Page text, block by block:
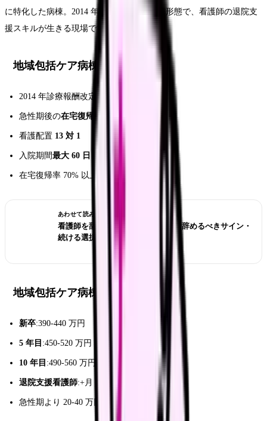
に特化した病棟。2014 年創設の新しい病棟形態で、看護師の退院支
援スキルが生きる現場です。
地域包括ケア病棟とは
2014 年診療報酬改定で創設
急性期後の在宅復帰支援
看護配置 13 対 1
入院期間最大 60 日
在宅復帰率 70% 以上が要件
あわせて読みたい
看護師を辞めたい時の完全ガイド｜辞めるべきサイン・
続ける選択・転職準備
地域包括ケア病棟の年収
新卒:390-440 万円
5 年目 :450-520 万円
10 年目 :490-560 万円
退院支援看護師:+月 1-2 万円
急性期より 20-40 万円低め